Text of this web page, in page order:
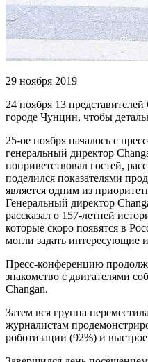
29 ноября 2019
24 ноября 13
городе Чунцин, чтобы
25-ое ноября началось с
генеральный директор
поприветствовал гостей,
поделился показателями
является одним из
Генеральный директор
рассказал о 157-летней
которые скоро появятся в
могли задать интересующие
Пресс-конференцию
знакомство с двигателями
Changan.
Затем вся группа
журналистам
роботизации (92%) и